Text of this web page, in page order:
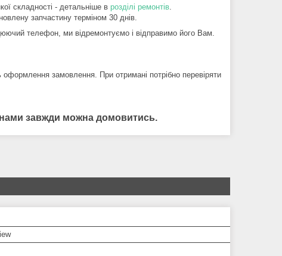
складності - детальніше в розділі ремонтів.
запчастину терміном 30 днів.
телефон, ми відремонтуємо і відправимо його Вам.
замовлення. При отримані потрібно перевіряти
нами завжди можна домовитись.